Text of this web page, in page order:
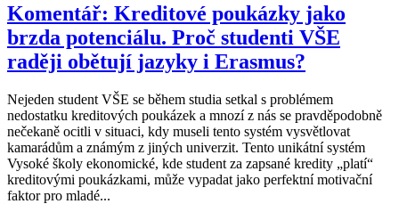
Komentář: Kreditové poukázky jako
brzda potenciálu. Proč studenti VŠE
raději obětují jazyky i Erasmus?
Nejeden student VŠE se během studia setkal s problémem
nedostatku kreditových poukázek a mnozí z nás se pravděpodobně
nečekaně ocitli v situaci, kdy museli tento systém vysvětlovat
kamarádům a známým z jiných univerzit. Tento unikátní systém
Vysoké školy ekonomické, kde student za zapsané kredity „platí“
kreditovými poukázkami, může vypadat jako perfektní motivační
faktor pro mladé...